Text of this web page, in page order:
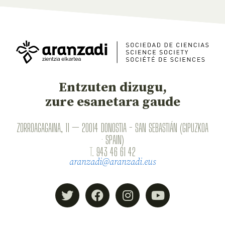
Entzuten dizugu,
zure esanetara gaude
ZORROAGAGAINA, 11 — 20014 DONOSTIA - SAN SEBASTIÁN (GIPUZKOA
· SPAIN)
T. 943 46 61 42
aranzadi@aranzadi.eus